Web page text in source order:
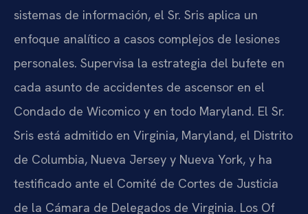
sistemas de información, el Sr. Sris aplica un
enfoque analítico a casos complejos de lesiones
personales. Supervisa la estrategia del bufete en
cada asunto de accidentes de ascensor en el
Condado de Wicomico y en todo Maryland. El Sr.
Sris está admitido en Virginia, Maryland, el Distrito
de Columbia, Nueva Jersey y Nueva York, y ha
testificado ante el Comité de Cortes de Justicia
de la Cámara de Delegados de Virginia. Los Of